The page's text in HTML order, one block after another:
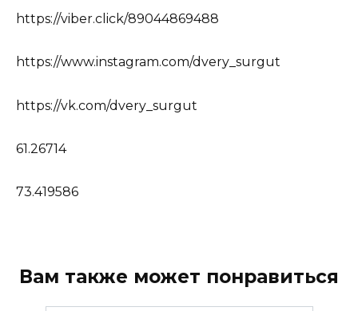
https://viber.click/89044869488
https://www.instagram.com/dvery_surgut
https://vk.com/dvery_surgut
61.26714
73.419586
Вам также может понравиться